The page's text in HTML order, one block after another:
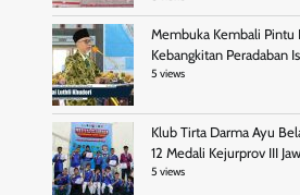
Membuka Kembali Pintu
Kebangkitan Peradaban
5 views
Klub Tirta Darma Ayu
12 Medali Kejurprov III
5 views